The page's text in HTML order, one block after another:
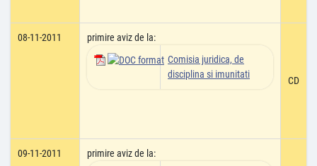
08-11-2011
primire aviz de la:
Comisia juridica, de
disciplina si imunitati
CD
09-11-2011
primire aviz de la: